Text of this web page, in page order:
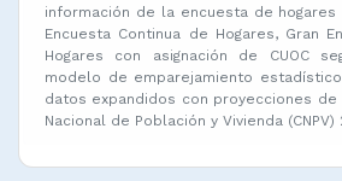
información de la encuesta de hogares
Encuesta Continua de Hogares, Gran
Hogares con asignación de CUOC
modelo de emparejamiento
datos expandidos con proyecciones
Nacional de Población y Vivienda (CNPV)